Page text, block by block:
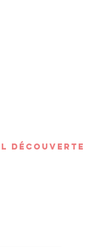
découverte